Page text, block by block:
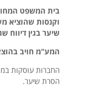
בית המשפט
וקנסות שהוציא
שיער בגין דיווח
המע"מ חויב בהוצאות של
החברות עוסקות
הסרת שיער.